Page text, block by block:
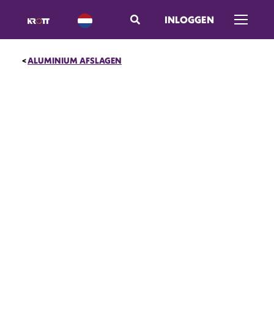
INLOGGEN
Menu
ALUMINIUM AFSLAGEN